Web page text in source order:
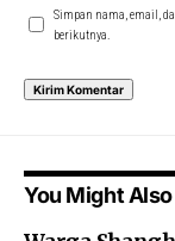
Simpan nama, email,
berikutnya.
You Might